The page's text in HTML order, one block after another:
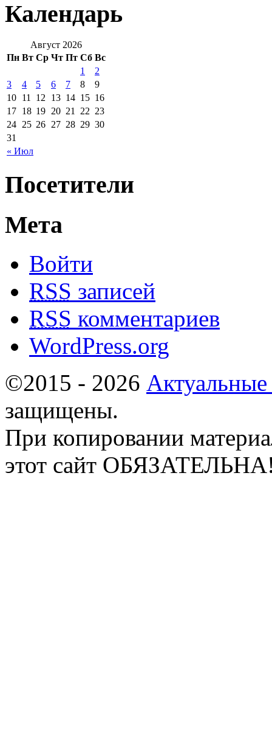
Календарь
Август 2026
Пн Вт Ср Чт Пт Сб Вс
« Июл
1
2
3
4 5 6 7 8
9
10 11 12 13 14 15 16
17 18 19 20 21 22 23
24 25 26 27 28 29 30
31
Посетители
Мета
Войти
RSS записей
RSS комментариев
WordPress.org
©2015 - 2026
защищены.
При копировании
этот сайт